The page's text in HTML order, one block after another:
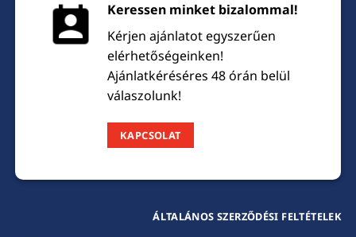
Keressen minket bizalommal!
Kérjen ajánlatot egyszerűen
elérhetőségeinken!
Ajánlatkéréséres 48 órán belül
válaszolunk!
KAPCSOLAT
ÁLTALÁNOS SZERZŐDÉSI FELTÉTELEK